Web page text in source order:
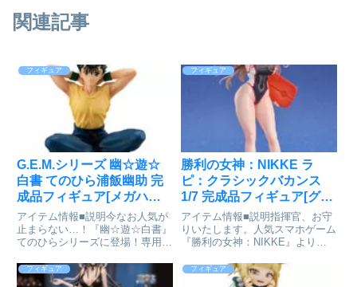
関連記事
フィギュア
G.E.M.シリーズ 幽☆遊☆
白書 てのひら浦飯幽助 完
成品フィギュア[メガハウ
ス]が予約受付開始
アイテム情報■説明今なお人気が
止まらない…！『幽☆遊☆白書』
てのひらシリーズに登場！専用台
☆遊☆白書_G.E.M.シリーズ て
のひら浦飯幽助colleizeで探す
フィギュア
勝利の女神：NIKKE ラ
ピ：クラシックバカンス
1/7 完成品フィギュア[グッ
ドスマイルアーツ上海]が
予約受付中
アイテム情報■説明指揮官、お守
りいたします。人気スマホゲーム
『勝利の女神：NIKKE』より、
る「ラピ」が1/7スケールフィギ
ュアで登場です。露出度の高い水
フィギュア フィギュア